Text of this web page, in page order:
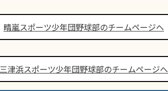
晴嵐スポーツ少年団野球部のチームページへ
三津浜スポーツ少年団野球部のチームページへ